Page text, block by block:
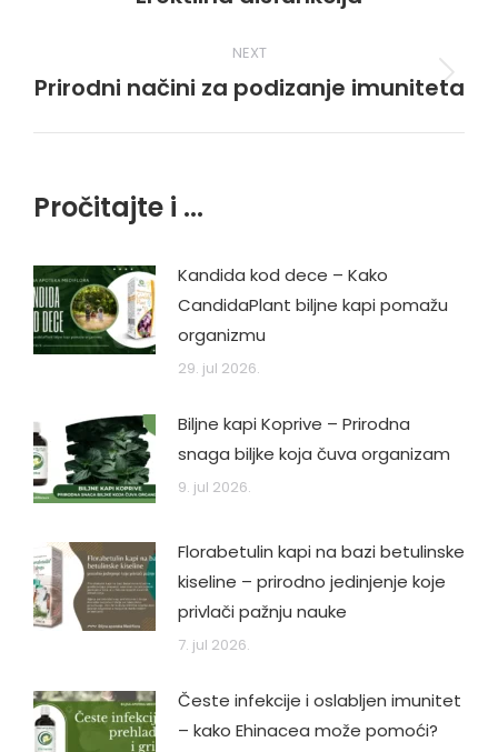
NEXT
Next
Prirodni načini za podizanje imuniteta
Pročitajte i ...
Kandida kod dece – Kako
CandidaPlant biljne kapi pomažu
organizmu
29. jul 2026.
Biljne kapi Koprive – Prirodna
snaga biljke koja čuva organizam
9. jul 2026.
Florabetulin kapi na bazi betulinske
kiseline – prirodno jedinjenje koje
privlači pažnju nauke
7. jul 2026.
Česte infekcije i oslabljen imunitet
– kako Ehinacea može pomoći?